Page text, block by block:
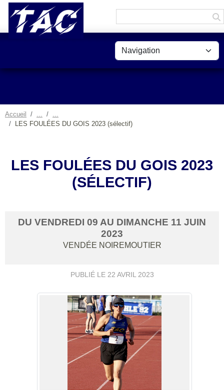
Accueil
LES FOULÉES DU GOIS 2023 (sélectif)
LES FOULÉES DU GOIS 2023
(SÉLECTIF)
DU VENDREDI 09 AU DIMANCHE 11 JUIN
2023
VENDÉE NOIREMOUTIER
PUBLIÉ LE 22 AVRIL 2023
Panneau de gestion des cookies